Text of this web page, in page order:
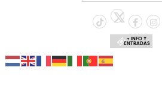
+ INFO Y
ENTRADAS